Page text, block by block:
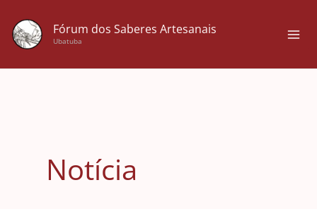
para
conteúdo
Fórum dos Saberes Artesanais
Ubatuba
Notícia